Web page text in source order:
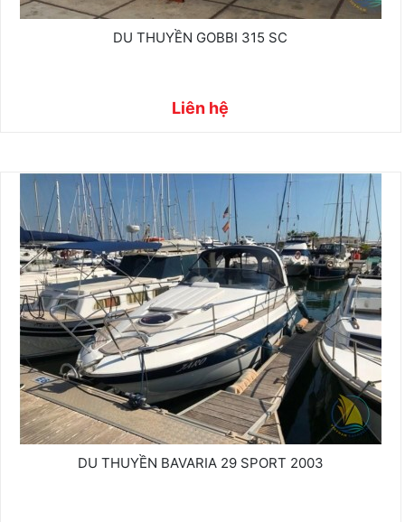
DU THUYỀN GOBBI 315 SC
Liên hệ
DU THUYỀN BAVARIA 29 SPORT 2003